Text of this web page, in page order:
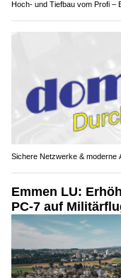
Hoch- und Tiefbau vom Profi –
Sichere Netzwerke & moderne
Emmen LU:
PC-7 auf